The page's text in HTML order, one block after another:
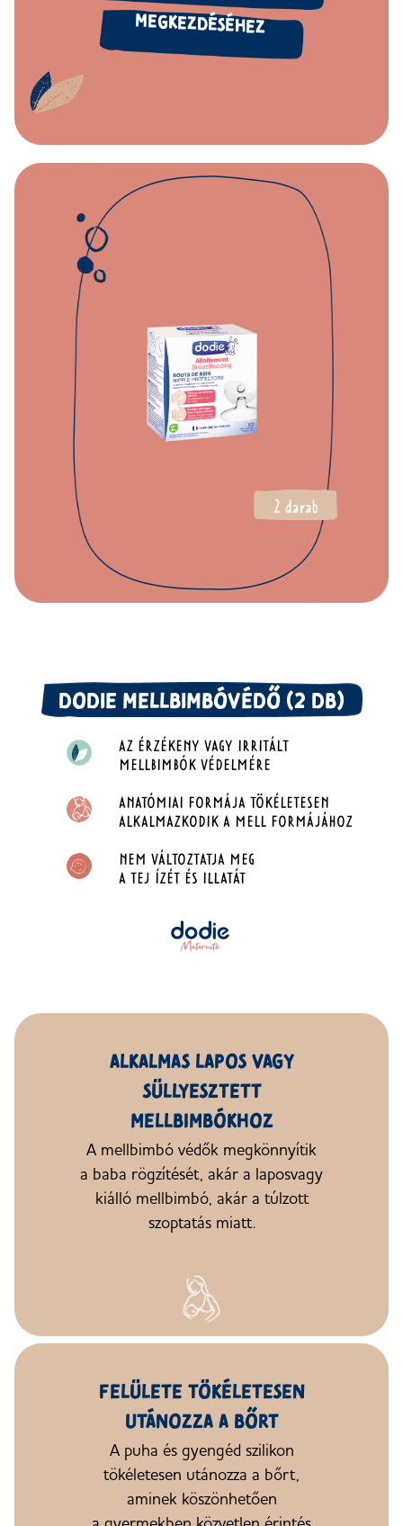
MEGKEZDÉSÉHEZ
DODIE MELLBIMBÓVÉDŐ (2 DB)
AZ ÉRZÉKENY VAGY IRRITÁLT
MELLBIMBÓK VÉDELMÉRE
ANATÓMIAI FORMÁJA TÖKÉLETESEN
ALKALMAZKODIKA MELL FORMÁJÁHOZ
NEM VÁLTOZTATJA MEG
A TEJ ÍZÉT ÉS ILLATÁT
ALKALMAS LAPOS VAGY
SÜLLYESZTETT
MELLBIMBÓKHOZ
A mellbimbó védők megkönnyítik
a baba rögzítését, akár a laposvagy
kiálló mellbimbó, akár a túlzott
szoptatás miatt.
FELÜLETE TÖKÉLETESEN
UTÁNOZZA A BŐRT
A puha és gyengéd szilikon
tökéletesen utánozza a bőrt,
aminek köszönhetően